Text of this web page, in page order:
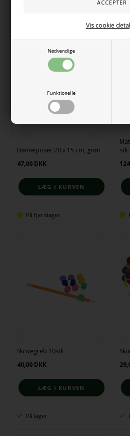
Nødvendige
Funktionelle
Vis cookie
Bønneposer 20 x 15 cm, grøn
47,00 DKK
På fjernlager
Skrivegreb 10stk
40,00 DKK
På lager